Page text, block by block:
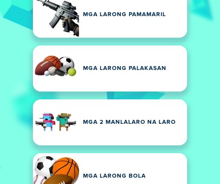
MGA LARONG PAMAMARIL
MGA LARONG PALAKASAN
MGA 2 MANLALARO NA LARO
MGA LARONG BOLA